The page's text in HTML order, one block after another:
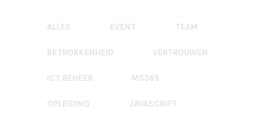
ALLES EVENT TEAM
BETROKKENHEID VERTROUWEN
ICT BEHEER MS365
OPLEIDING JAVASCRIPT